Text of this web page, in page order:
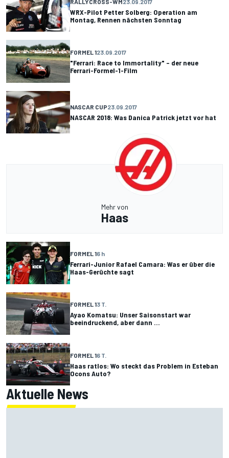
RALLYCROSS-WM 23.09.2017
WRX-Pilot Petter Solberg: Operation am
Montag, Rennen nächsten Sonntag
FORMEL 123.09.2017
"Ferrari: Race to Immortality" – der neue
Ferrari-Formel-1-Film
NASCAR CUP23.09.2017
NASCAR 2018: Was Danica Patrick jetzt vor hat
Mehr von
Haas
FORMEL 16 h
Ferrari-Junior Rafael Camara: Was er über die
Haas-Gerüchte sagt
FORMEL 13 T.
Ayao Komatsu: Unser Saisonstart war
beeindruckend, aber dann ...
FORMEL 16 T.
Haas ratlos: Wo steckt das Problem in Esteban
Ocons Auto?
Aktuelle News